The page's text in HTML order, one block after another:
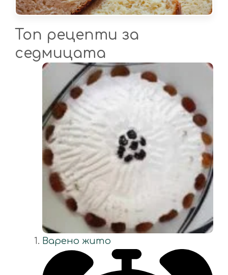
Топ рецепти за
седмицата
Варено жито